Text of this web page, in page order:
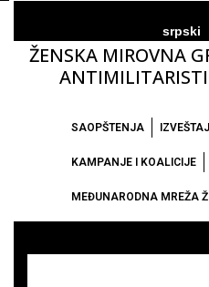
srpski
ŽENSKA MIROVNA
SAOPŠTENJA IZVEŠTAJI
KAMPANJE I KOALICIJE
MEĐUNARODNA MREŽA